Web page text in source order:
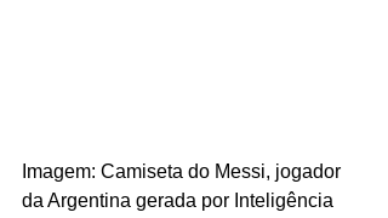
Imagem: Camiseta do Messi, jogador
da Argentina gerada por Inteligência